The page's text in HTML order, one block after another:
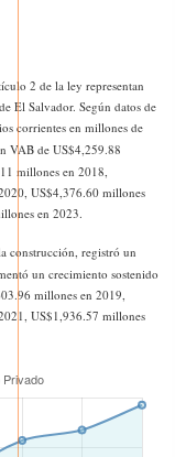
2 de la ley representan
El Salvador. Según datos de
corrientes en millones de
VAB de US$4,259.88
millones en 2018,
US$4,376.60 millones
en 2023.
construcción, registró un
un crecimiento sostenido
millones en 2019,
US$1,936.57 millones